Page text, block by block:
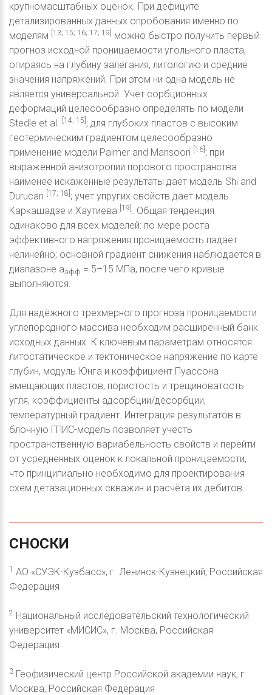
крупномасштабных оценок. При дефиците
детализированных данных опробования именно по
моделям
[13; 15; 16; 17; 19]
можно быстро получить первый
прогноз исходной проницаемости угольного пласта,
опираясь на глубину залегания, литологию и средние
значения напряжений. При этом ни одна модель не
является универсальной. Учет сорбционных
деформаций целесообразно определять по модели
Stedle et al.
[14; 15] ; для глубоких пластов с высоким
геотермическим градиентом целесообразно
применение модели Palmer and Mansoori [16] ; при
выраженной анизотропии порового пространства
наименее искаженные результаты даёт модель Shi and
Durucan
[17; 18] ; учет упругих свойств дает модель
Каркашадзе и Хаутиева
[19] . Общая тенденция
одинаково для всех моделей: по мере роста
эффективного напряжения проницаемость падает
нелинейно; основной градиент снижения наблюдается в
диапазоне aэфф = 5–15 МПа, после чего кривые
выполняются.
Для надёжного трехмерного прогноза проницаемости
углепородного массива необходим расширенный банк
исходных данных. К ключевым параметрам относятся:
литостатическое и тектоническое напряжение по карте
глубин, модуль Юнга и коэффициент Пуассона
вмещающих пластов, пористость и трещиноватость
угля, коэффициенты адсорбции/десорбции,
температурный градиент. Интеграция результатов в
блочную ГПИС-модель позволяет учесть
пространственную вариабельность свойств и перейти
от усредненных оценок к локальной проницаемости,
что принципиально необходимо для проектирования
схем детазационных скважин и расчёта их дебитов.
СНОСКИ
1 АО «СУЭК-Кузбасс», г. Ленинск-Кузнецкий, Российская
Федерация
2 Национальный исследовательский технологический
университет «МИСИС», г. Москва, Российская
Федерация
3 Геофизический центр Российской академии наук, г.
Москва, Российская Федерация